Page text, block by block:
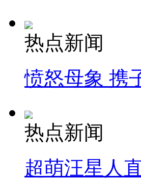
热点新闻
愤怒母象 携
热点新闻
超萌汪星人